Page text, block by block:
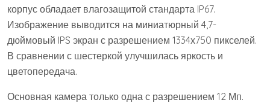
корпус обладает влагозащитой стандарта IP67.
Изображение выводится на миниатюрный 4,7-
дюймовый IPS экран с разрешением 1334х750 пикселей.
В сравнении с шестеркой улучшилась яркость и
цветопередача.
Основная камера только одна с разрешением 12 Мп.